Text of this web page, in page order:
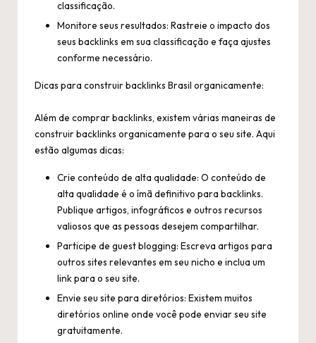
classificação.
Monitore seus resultados: Rastreie o impacto dos
seus backlinks em sua classificação e faça ajustes
conforme necessário.
Dicas para construir backlinks Brasil organicamente:
Além de comprar backlinks, existem várias maneiras de
construir backlinks organicamente para o seu site. Aqui
estão algumas dicas:
Crie conteúdo de alta qualidade: O conteúdo de
alta qualidade é o ímã definitivo para backlinks.
Publique artigos, infográficos e outros recursos
valiosos que as pessoas desejem compartilhar.
Participe de guest blogging: Escreva artigos para
outros sites relevantes em seu nicho e inclua um
link para o seu site.
Envie seu site para diretórios: Existem muitos
diretórios online onde você pode enviar seu site
gratuitamente.